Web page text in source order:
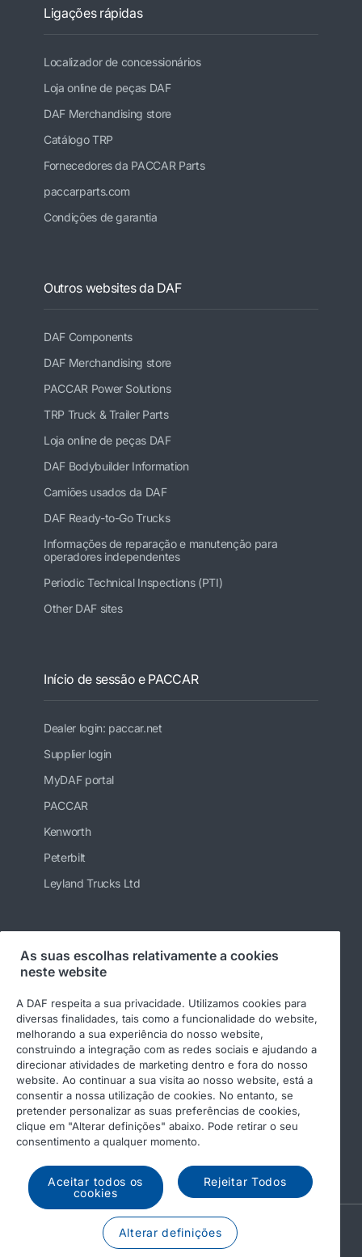
Ligações rápidas
Localizador de concessionários
Loja online de peças DAF
DAF Merchandising store
Catálogo TRP
Fornecedores da PACCAR Parts
paccarparts.com
Condições de garantia
Outros websites da DAF
DAF Components
DAF Merchandising store
PACCAR Power Solutions
TRP Truck & Trailer Parts
Loja online de peças DAF
DAF Bodybuilder Information
Camiões usados da DAF
DAF Ready-to-Go Trucks
Informações de reparação e manutenção para
operadores independentes
Periodic Technical Inspections (PTI)
Other DAF sites
Início de sessão e PACCAR
Dealer login: paccar.net
Supplier login
MyDAF portal
PACCAR
Kenworth
Peterbilt
Leyland Trucks Ltd
Siga-nos
© 2026 DAF
Aviso legal
Declaração de privacidade
DAF e cookies
A PACCAR COMPANY
DRIVEN BY QUALITY
As suas escolhas relativamente a cookies
neste website
A DAF respeita a sua privacidade. Utilizamos cookies para
diversas finalidades, tais como a funcionalidade do website,
melhorando a sua experiência do nosso website,
construindo a integração com as redes sociais e ajudando a
direcionar atividades de marketing dentro e fora do nosso
website. Ao continuar a sua visita ao nosso website, está a
consentir a nossa utilização de cookies. No entanto, se
pretender personalizar as suas preferências de cookies,
clique em "Alterar definições" abaixo. Pode retirar o seu
consentimento a qualquer momento.
Aceitar todos os
cookies
Rejeitar Todos
Alterar definições